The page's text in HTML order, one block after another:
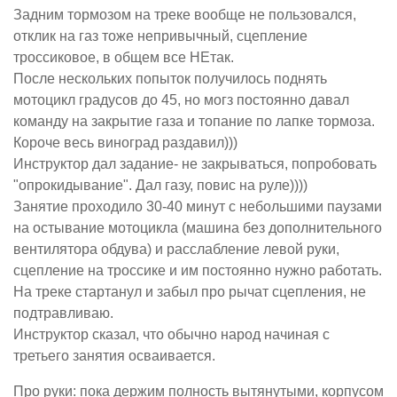
Задним тормозом на треке вообще не пользовался,
отклик на газ тоже непривычный, сцепление
троссиковое, в общем все НЕтак.
После нескольких попыток получилось поднять
мотоцикл градусов до 45, но могз постоянно давал
команду на закрытие газа и топание по лапке тормоза.
Короче весь виноград раздавил)))
Инструктор дал задание- не закрываться, попробовать
"опрокидывание". Дал газу, повис на руле))))
Занятие проходило 30-40 минут с небольшими паузами
на остывание мотоцикла (машина без дополнительного
вентилятора обдува) и расслабление левой руки,
сцепление на троссике и им постоянно нужно работать.
На треке стартанул и забыл про рычат сцепления, не
подтравливаю.
Инструктор сказал, что обычно народ начиная с
третьего занятия осваивается.
Про руки: пока держим полность вытянутыми, корпусом